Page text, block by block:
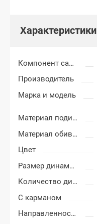
Характеристики
Компонент салона
Производитель
Марка и модель
Материал подиумов
Материал обивки подиумов
Цвет
Размер динамиков
Количество динамиков
С карманом
Направленность